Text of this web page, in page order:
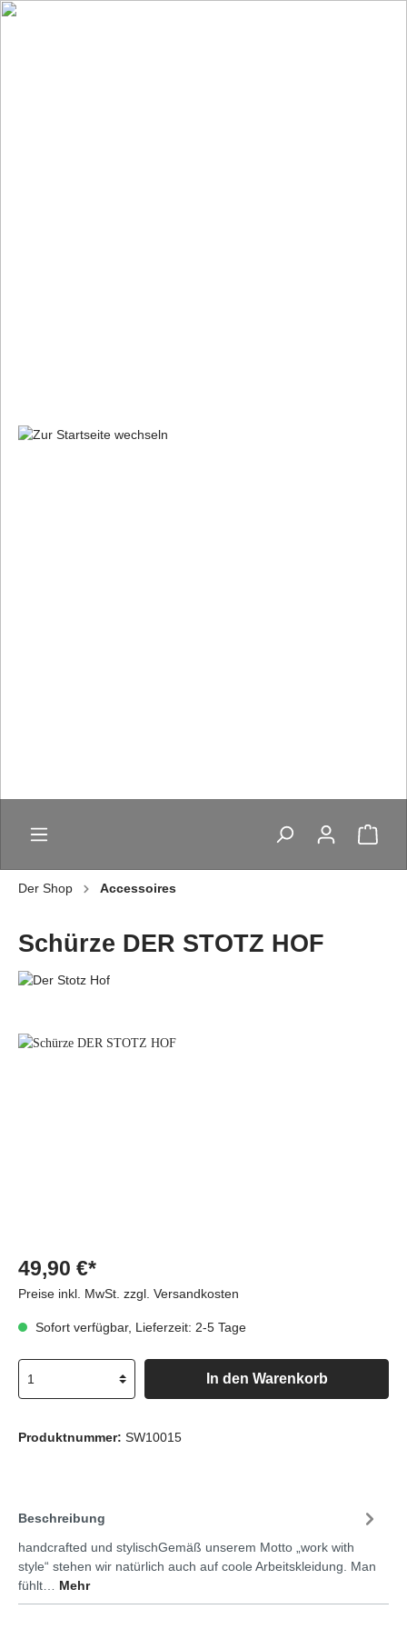
Der Shop Accessoires
Schürze DER STOTZ HOF
49,90 €*
Preise inkl. MwSt. zzgl. Versandkosten
Sofort verfügbar, Lieferzeit: 2-5 Tage
In den Warenkorb
Produktnummer: SW10015
Beschreibung
handcrafted und stylischGemäß unserem Motto „work with
style“ stehen wir natürlich auch auf coole Arbeitskleidung. Man
fühlt… Mehr